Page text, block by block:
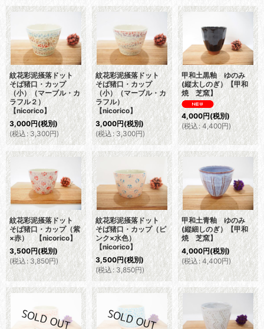
紋花彩泥掻落ドット
そば猪口・カップ
（小）（マーブル・カ
ラフル２）
【nicorico】
3,000円(税別)
(税込 : 3,300円)
紋花彩泥掻落ドット
そば猪口・カップ
（小）（マーブル・カ
ラフル）
【nicorico】
3,000円(税別)
(税込: 3,300円)
甲和土黒釉 ゆのみ
(縦太しのぎ）【甲和
焼 芝窯】
4,000円(税別)
(税込: 4,400円)
紋花彩泥掻落ドット
そば猪口・カップ（紫
×赤） 【nicorico】
3,500円(税別)
(税込: 3,850円)
紋花彩泥掻落ドット
そば猪口・カップ（ピ
ンク×水色）
【nicorico】
3,500円(税別)
(税込 : 3,850円)
甲和土青釉 ゆのみ
(縦細しのぎ）【甲和
焼 芝窯】
4,000円(税別)
(税込: 4,400円)